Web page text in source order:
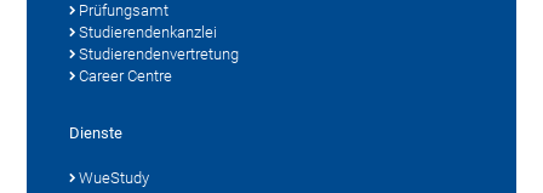
Prüfungsamt
Studierendenkanzlei
Studierendenvertretung
Career Centre
Dienste
WueStudy